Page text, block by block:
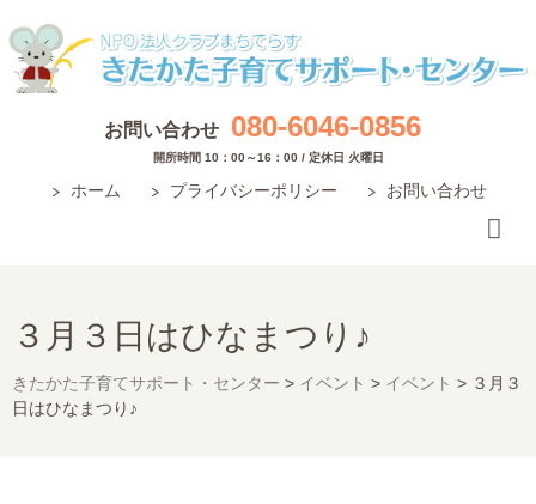
お問い合わせ 080-6046-0856
開所時間 10：00～16：00 / 定休日 火曜日
ホーム プライバシーポリシー お問い合わせ
３月３日はひなまつり♪
きたかた子育てサポート・センター > イベント > イベント > ３月３
日はひなまつり♪